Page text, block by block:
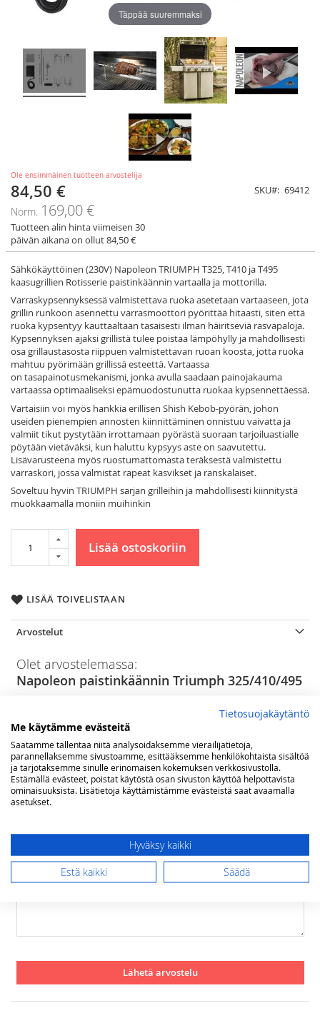
Ole ensimmäinen tuotteen arvostelija
Tarjoushinta
84,50 €
Norm. 169,00 €
Tuotteen alin hinta viimeisen 30
päivän aikana on ollut 84,50 €
SKU 69412
Sähkökäyttöinen (230V) Napoleon TRIUMPH T325, T410 ja T495
kaasugrillien Rotisserie paistinkäännin vartaalla ja mottorilla.
Varraskypsennyksessä valmistettava ruoka asetetaan vartaaseen, jota
grillin runkoon asennettu varrasmoottori pyörittää hitaasti, siten että
ruoka kypsentyy kauttaaltaan tasaisesti ilman häiritseviä rasvapaloja.
Kypsennyksen ajaksi grillistä tulee poistaa lämpöhylly ja mahdollisesti
osa grillaustasosta riippuen valmistettavan ruoan koosta, jotta ruoka
mahtuu pyörimään grillissä esteettä. Vartaassa
on tasapainotusmekanismi, jonka avulla saadaan painojakauma
vartaassa optimaaliseksi epämuodostunutta ruokaa kypsennettäessä.
Vartaisiin voi myös hankkia erillisen Shish Kebob-pyörän, johon
useiden pienempien annosten kiinnittäminen onnistuu vaivatta ja
valmiit tikut pystytään irrottamaan pyörästä suoraan tarjoiluastialle
pöytään vietäväksi, kun haluttu kypsyys aste on saavutettu.
Lisävarusteena myös ruostumattomasta teräksestä valmistettu
varraskori, jossa valmistat rapeat kasvikset ja ranskalaiset.
Soveltuu hyvin TRIUMPH sarjan grilleihin ja mahdollisesti kiinnitystä
muokkaamalla moniin muihinkin
Lisää ostoskoriin
LISÄÄ TOIVELISTAAN
Täppää suuremmaksi
Arvostelut
Olet arvostelemassa:
Napoleon paistinkäännin Triumph 325/410/495
Rating
1
star
2
stars
3
stars
4
stars
5
stars
Nimimerkki
Lähetä arvostelu
Tietosuojakäytäntö
Me käytämme evästeitä
Saatamme tallentaa niitä analysoidaksemme vierailijatietoja,
parannellaksemme sivustoamme, esittääksemme henkilökohtaista sisältöä
ja tarjotaksemme sinulle erinomaisen kokemuksen verkkosivustolla.
Estämällä evästeet, poistat käytöstä osan sivuston käyttöä helpottavista
ominaisuuksista. Lisätietoja käyttämistämme evästeistä saat avaamalla
asetukset.
Hyväksy kaikki
Estä kaikki Säädä